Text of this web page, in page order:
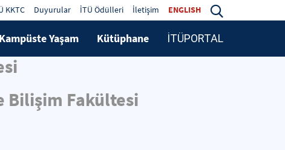
KKTC Duyurular İTÜ Ödülleri İletişim ENGLISH
Kampüste Yaşam Kütüphane İTÜPORTAL
Bilişim Fakültesi